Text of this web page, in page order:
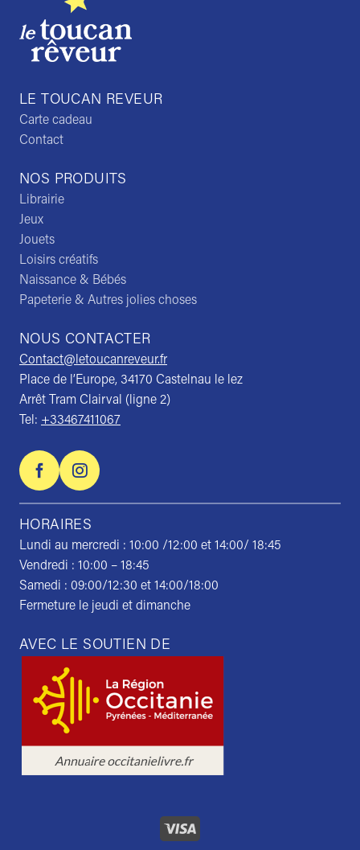
NOS PRODUITS
Librairie
Jeux
Jouets
Loisirs créatifs
Naissance & Bébés
Papeterie & Autres jolies choses
NOUS CONTACTER
Contact@letoucanreveur.fr
Place de l’Europe, 34170 Castelnau le lez
Arrêt Tram Clairval (ligne 2)
Tel: +33467411067
HORAIRES
Lundi au mercredi : 10:00 /12:00 et 14:00/ 18:45
Vendredi : 10:00 – 18:45
Samedi : 09:00/12:30 et 14:00/18:00
Fermeture le jeudi et dimanche
LE TOUCAN REVEUR
Carte cadeau
Contact
AVEC LE SOUTIEN DE